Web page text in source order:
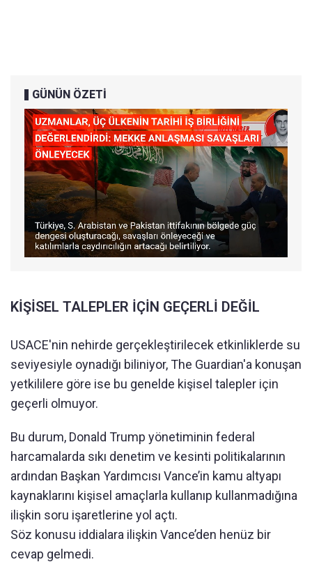
GÜNÜN ÖZETİ
KİŞİSEL TALEPLER İÇİN GEÇERLİ DEĞİL
USACE'nin nehirde gerçekleştirilecek etkinliklerde su
seviyesiyle oynadığı biliniyor, The Guardian'a konuşan
yetkililere göre ise bu genelde kişisel talepler için
geçerli olmuyor.
Bu durum, Donald Trump yönetiminin federal
harcamalarda sıkı denetim ve kesinti politikalarının
ardından Başkan Yardımcısı Vance’in kamu altyapı
kaynaklarını kişisel amaçlarla kullanıp kullanmadığına
ilişkin soru işaretlerine yol açtı.
Söz konusu iddialara ilişkin Vance’den henüz bir
cevap gelmedi.